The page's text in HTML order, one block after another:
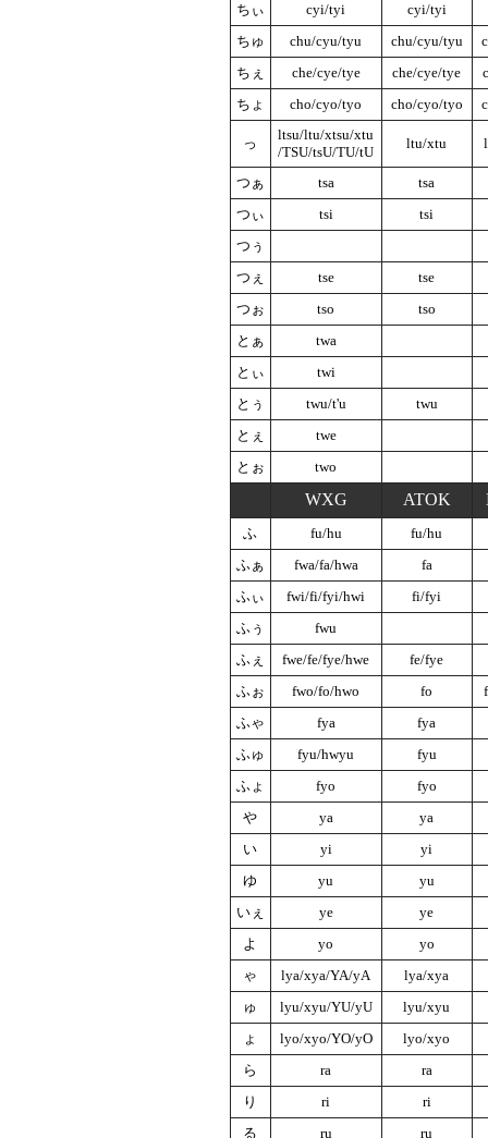
ちぃ
cyi/tyi
cyi/tyi
ちゅ
chu/cyu/tyu chu/cyu/tyu
ちぇ
che/cye/tye che/cye/tye
ちょ
cho/cyo/tyo cho/cyo/tyo
っ
ltsu/ltu/xtsu/xtu
/TSU/tsU/TU/tU
ltu/xtu
つぁ tsa
tsa
つぃ
tsi
tsi
つぅ
つぇ
tse
tse
つぉ
tso
tso
とぁ
twa
とぃ
twi
とぅ
twu/t'u
twu
とぇ
twe
とぉ
two
WXG ATOK
ふ fu/hu
fu/hu
ふぁ
fwa/fa/hwa
fa
ふぃ
fwi/fi/fyi/hwi
fi/fyi
ふぅ
fwu
ふぇ
fwe/fe/fye/hwe fe/fye
ふぉ
fwo/fo/hwo fo
ふゃ
fya
fya
ふゅ
fyu/hwyu
fyu
ふょ
fyo
fyo
や
ya
ya
い
yi
yi
ゆ
yu
yu
いぇ
ye
ye
よ
yo
yo
ゃ
lya/xya/YA/yA
lya/xya
ゅ
lyu/xyu/YU/yU
lyu/xyu
ょ
lyo/xyo/YO/yO
lyo/xyo
ら
ra
ra
り
ri
ri
る
ru ru